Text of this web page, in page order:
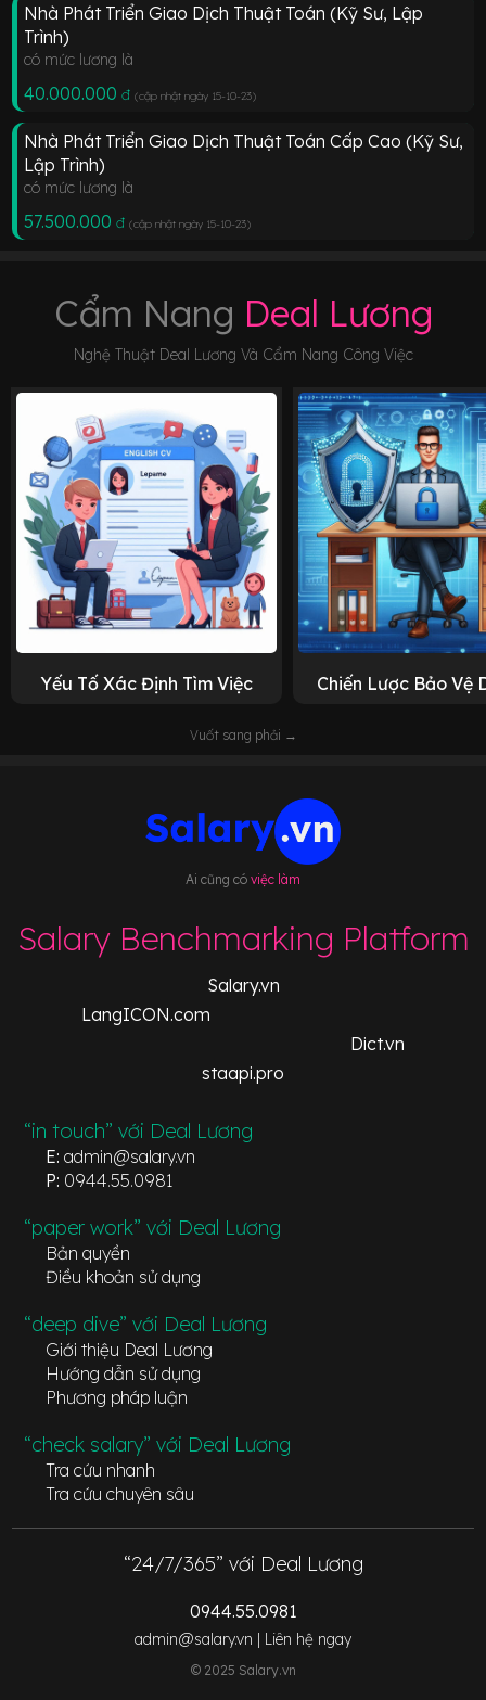
Nhà Phát Triển Giao Dịch Thuật Toán (Kỹ Sư, Lập
Trình)
có mức lương là
40.000.000 đ (cập nhật ngày 15-10-23)
Nhà Phát Triển Giao Dịch Thuật Toán Cấp Cao (Kỹ Sư,
Lập Trình)
có mức lương là
57.500.000 đ (cập nhật ngày 15-10-23)
Cẩm Nang Deal Lương
Nghệ Thuật Deal Lương Và Cẩm Nang Công Việc
Yếu Tố Xác Định Tìm Việc Chiến Lược Bảo Vệ
Vuốt sang phải →
Ai cũng có việc làm
Salary Benchmarking Platform
Salary.vn
LangICON.com
Dict.vn
staapi.pro
“in touch” với Deal Lương
E: admin@salary.vn
P: 0944.55.0981
“paper work” với Deal Lương
Bản quyền
Điều khoản sử dụng
“deep dive” với Deal Lương
Giới thiệu Deal Lương
Hướng dẫn sử dụng
Phương pháp luận
“check salary” với Deal Lương
Tra cứu nhanh
Tra cứu chuyên sâu
“24/7/365” với Deal Lương
0944.55.0981
admin@salary.vn | Liên hệ ngay
© 2025 Salary.vn